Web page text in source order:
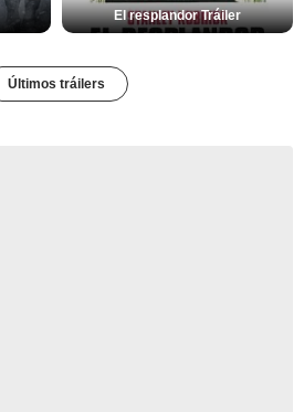
El resplandor Tráiler
Últimos tráilers